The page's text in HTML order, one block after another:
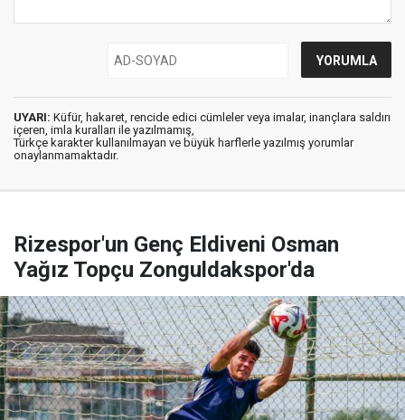
UYARI: Küfür, hakaret, rencide edici cümleler veya imalar, inançlara saldırı
içeren, imla kuralları ile yazılmamış,
Türkçe karakter kullanılmayan ve büyük harflerle yazılmış yorumlar
onaylanmamaktadır.
Rizespor'un Genç Eldiveni Osman
Yağız Topçu Zonguldakspor'da